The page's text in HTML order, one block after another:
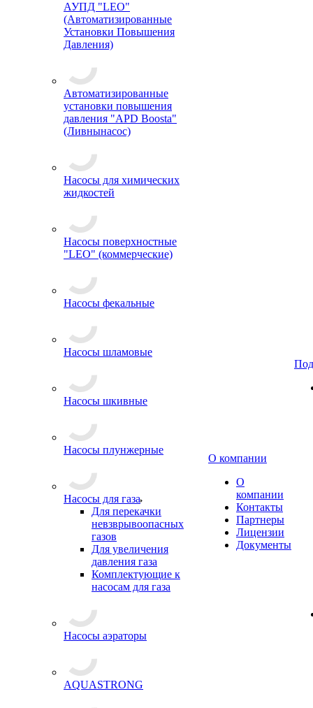
АУПД "LEO"
(Автоматизированные
Установки Повышения
Давления)
Автоматизированные
установки повышения
давления "APD Boosta"
(Ливнынасос)
Насосы для химических
жидкостей
Насосы поверхностные
"LEO" (коммерческие)
Насосы фекальные
Насосы шламовые
Насосы шкивные
Насосы плунжерные
Насосы для газа
Для перекачки
невзврывоопасных
газов
Для увеличения
давления газа
Комплектующие к
насосам для газа
Насосы аэраторы
AQUASTRONG
О компании
О
компании
Контакты
Партнеры
Лицензии
Документы